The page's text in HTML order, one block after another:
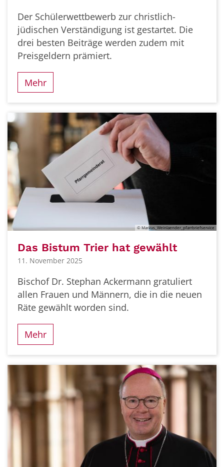
Der Schülerwettbewerb zur christlich-
jüdischen Verständigung ist gestartet. Die
drei besten Beiträge werden zudem mit
Preisgeldern prämiert.
Mehr
© Markus_Weinlaender_pfarrbriefservice
Das Bistum Trier hat gewählt
11. November 2025
Bischof Dr. Stephan Ackermann gratuliert
allen Frauen und Männern, die in die neuen
Räte gewählt worden sind.
Mehr